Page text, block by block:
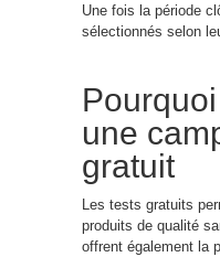
Une fois la période
sélectionnés selon
une
gratuit
Les tests gratuits
produits de qualité
offrent également la